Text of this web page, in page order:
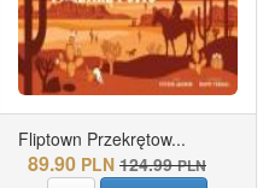
Fliptown Przekrętow...
89.90 PLN 124.99 PLN